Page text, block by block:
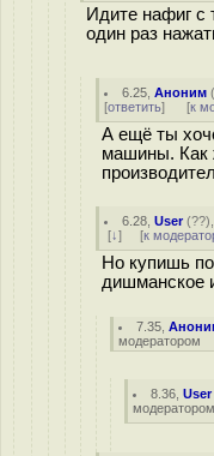
Идите нафиг с
один раз
6.25 ,Аноним
[ответить] [к
А ещё ты
машины. Как
6.28 ,User(??
[↓] [к
Но купишь
дишманское
7.35 ,
модератором
8.36 ,User
модератором